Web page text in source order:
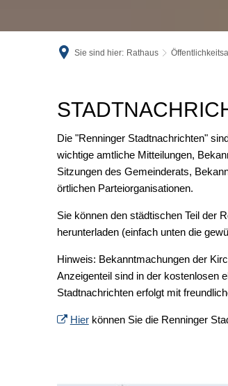
Sie sind hier: Rathaus
Stadtnachrichten
Die "Renninger Stadtnachrichten"
wichtige amtliche Mitteilungen,
Sitzungen des Gemeinderats,
örtlichen Parteiorganisationen.
Sie können den städtischen Teil der
herunterladen (einfach unten die
Hinweis: Bekanntmachungen der
Anzeigenteil sind in der kostenlosen
Stadtnachrichten erfolgt mit
Hierkönnen Sie die Renninger